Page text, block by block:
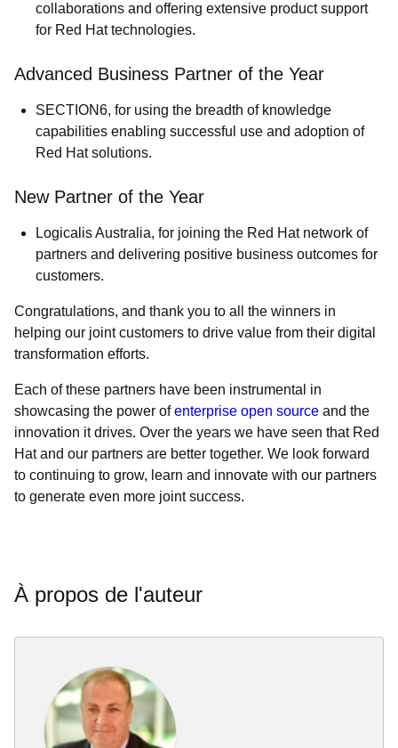
collaborations and offering extensive product support
for Red Hat technologies.
Advanced Business Partner of the Year
SECTION6, for using the breadth of knowledge
capabilities enabling successful use and adoption of
Red Hat solutions.
New Partner of the Year
Logicalis Australia, for joining the Red Hat network of
partners and delivering positive business outcomes for
customers.
Congratulations, and thank you to all the winners in
helping our joint customers to drive value from their digital
transformation efforts.
Each of these partners have been instrumental in
showcasing the power ofenterprise open source and the
innovation it drives. Over the years we have seen that Red
Hat and our partners are better together. We look forward
to continuing to grow, learn and innovate with our partners
to generate even more joint success.
À propos de l'auteur